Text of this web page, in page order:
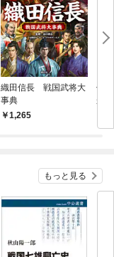
織田信長 戦国武将大
事典
1,265
信
か
もっと見る